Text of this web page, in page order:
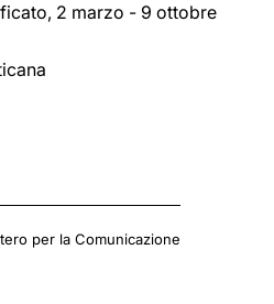
2 marzo - 9 ottobre
per la Comunicazione